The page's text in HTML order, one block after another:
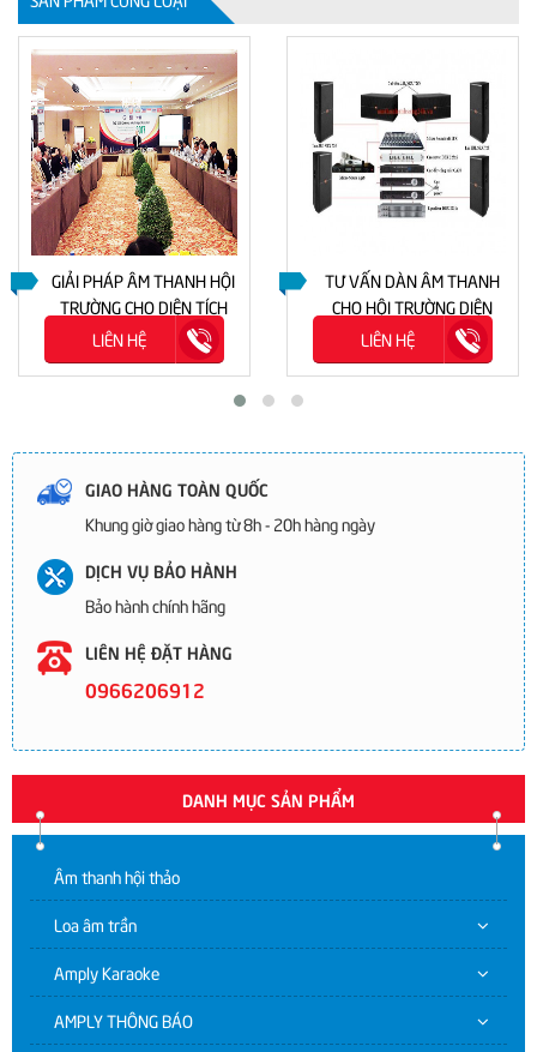
GIẢI PHÁP ÂM THANH HỘI
TRƯỜNG CHO DIỆN TÍCH
450-700M2
LIÊN HỆ
TƯ VẤN DÀN ÂM THANH
CHO HỘI TRƯỜNG DIỆN
TÍCH 250-500M2
LIÊN HỆ
GIAO HÀNG TOÀN QUỐC
Khung giờ giao hàng từ 8h - 20h hàng ngày
DỊCH VỤ BẢO HÀNH
Bảo hành chính hãng
LIÊN HỆ ĐẶT HÀNG
0966206912
DANH MỤC SẢN PHẨM
Âm thanh hội thảo
Loa âm trần
Amply Karaoke
AMPLY THÔNG BÁO